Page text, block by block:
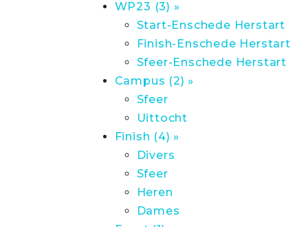
WP23 (3) »
Start-Enschede Herstart
Finish-Enschede Herstart
Sfeer-Enschede Herstart
Campus (2) »
Sfeer
Uittocht
Finish (4) »
Divers
Sfeer
Heren
Dames